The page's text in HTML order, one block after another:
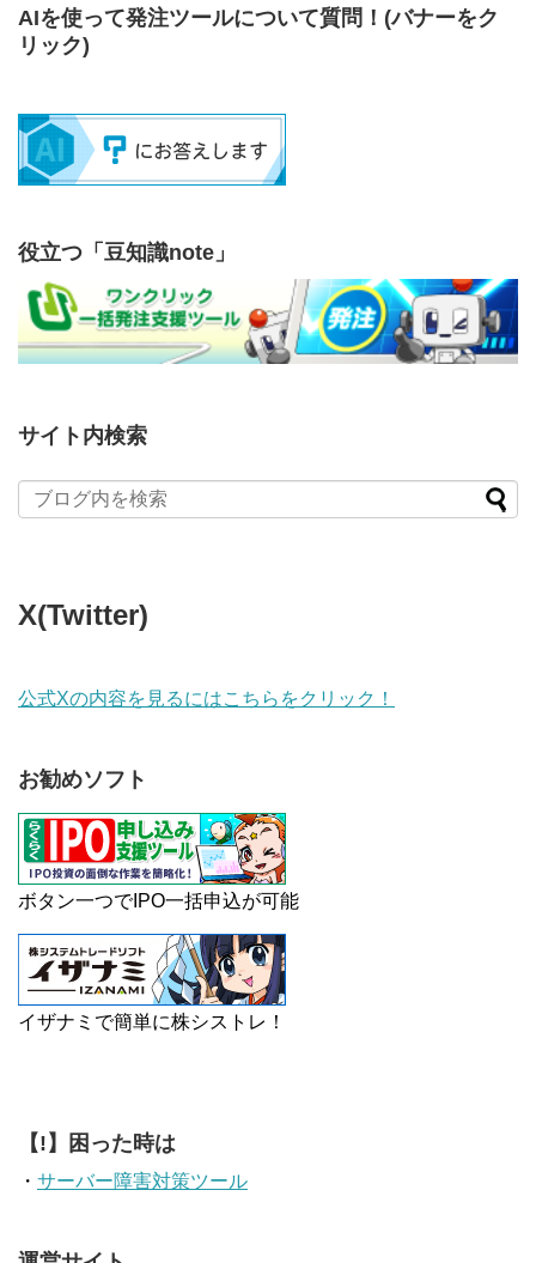
AIを使って発注ツールについて質問！ (バナーをク
リック)
役立つ「豆知識note」
サイト内検索
X(Twitter)
公式Xの内容を見るにはこちらをクリック！
お勧めソフト
ボタン一つでIPO一括申込が可能
イザナミで簡単に株シストレ！
【!】困った時は
・ サーバー障害対策ツール